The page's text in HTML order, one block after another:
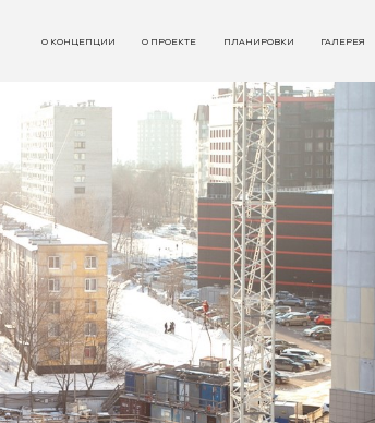
О КОНЦЕПЦИИ О ПРОЕКТЕ ПЛАНИРОВКИ ГАЛЕРЕЯ